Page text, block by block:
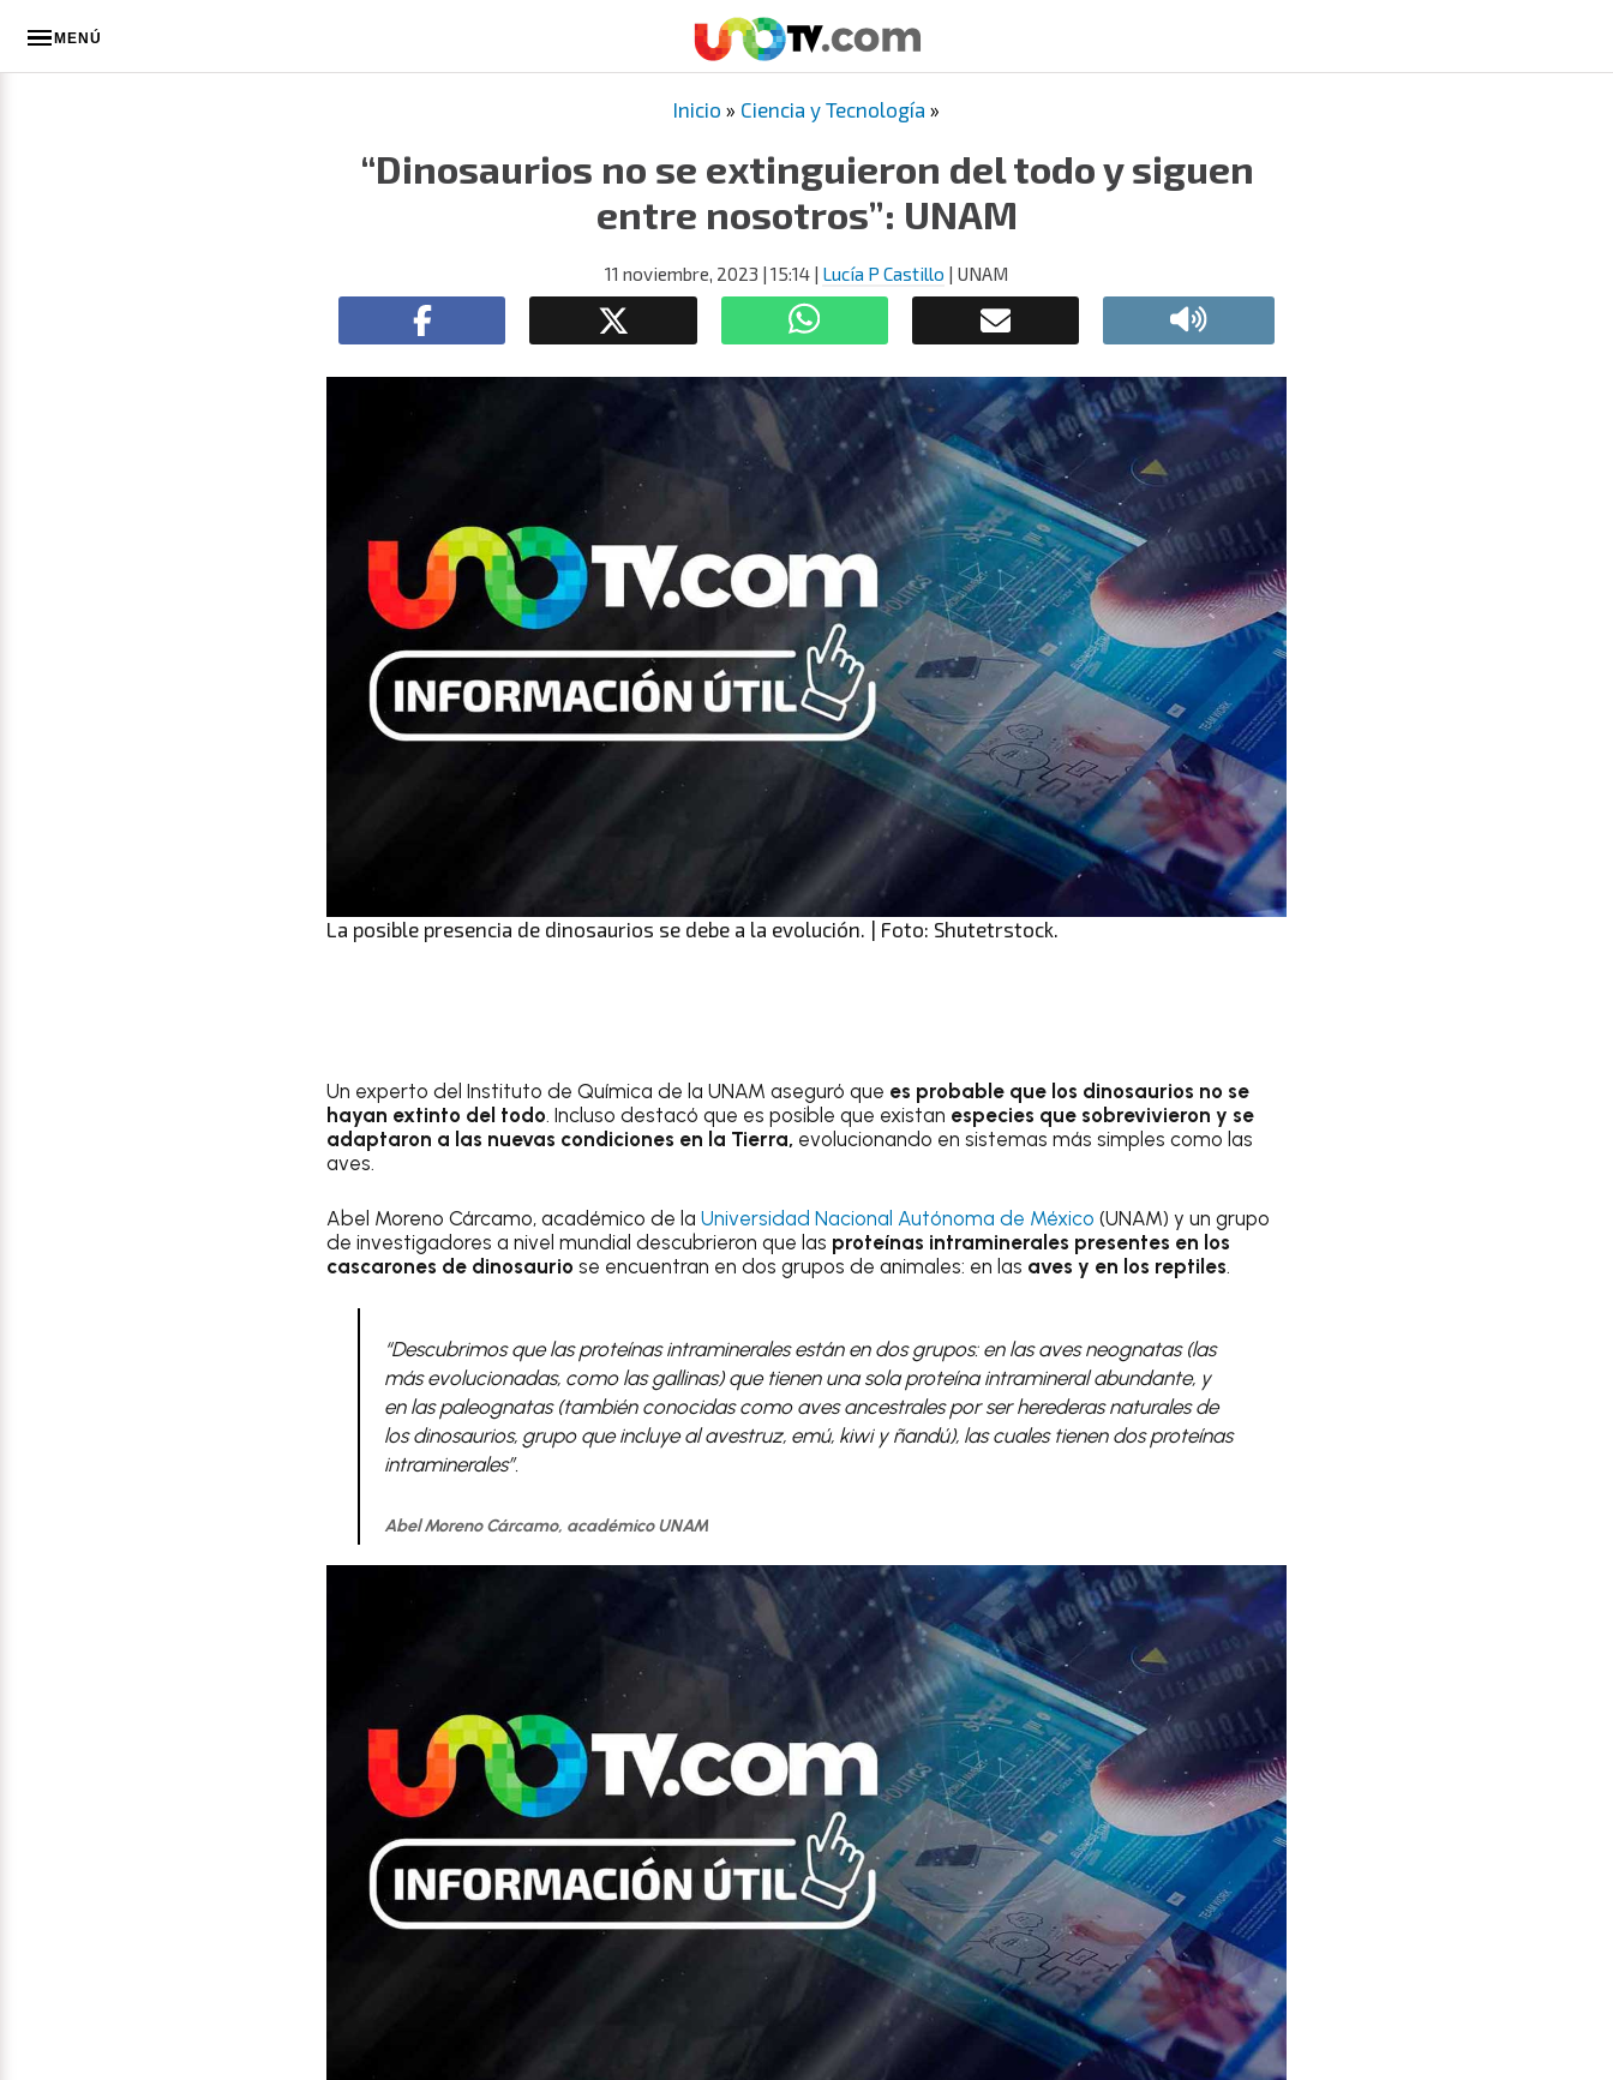
MENÚ
Inicio » Ciencia y Tecnología »
“Dinosaurios no se extinguieron del todo y siguen
entre nosotros”: UNAM
11 noviembre, 2023 | 15:14 | Lucía P Castillo | UNAM
La posible presencia de dinosaurios se debe a la evolución. | Foto: Shutetrstock.
Un experto del Instituto de Química de la UNAM aseguró que es probable que los dinosaurios no se
hayan extinto del todo. Incluso destacó que es posible que existan especies que sobrevivieron y se
adaptaron a las nuevas condiciones en la Tierra, evolucionando en sistemas más simples como las
aves.
Abel Moreno Cárcamo, académico de la Universidad Nacional Autónoma de México (UNAM) y un grupo
de investigadores a nivel mundial descubrieron que las proteínas intraminerales presentes en los
cascarones de dinosaurio se encuentran en dos grupos de animales: en las aves y en los reptiles.
“Descubrimos que las proteínas intraminerales están en dos grupos: en las aves neognatas (las
más evolucionadas, como las gallinas) que tienen una sola proteína intramineral abundante, y
en las paleognatas (también conocidas como aves ancestrales por ser herederas naturales de
los dinosaurios, grupo que incluye al avestruz, emú, kiwi y ñandú), las cuales tienen dos proteínas
intraminerales”.
Abel Moreno Cárcamo, académico UNAM